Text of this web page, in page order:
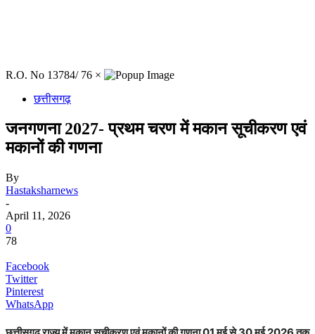
R.O. No 13784/ 76 ×
छत्तीसगढ़
जनगणना 2027- प्रथम चरण में मकान सूचीकरण एवं
मकानों की गणना
By
Hastaksharnews
-
April 11, 2026
0
78
Facebook
Twitter
Pinterest
WhatsApp